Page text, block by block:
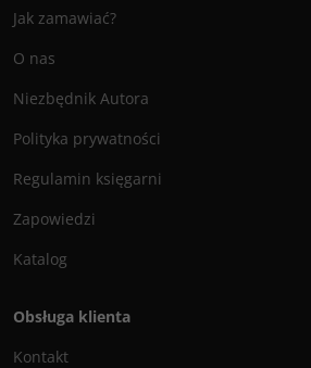
Jak zamawiać?
O nas
Niezbędnik Autora
Polityka prywatności
Regulamin księgarni
Zapowiedzi
Katalog
Obsługa klienta
Kontakt